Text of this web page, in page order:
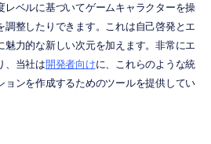
レベルに基づいてゲームキャラクターを操
整したりできます。これは自己啓発とエ
魅力的な新しい次元を加えます。非常にエ
、当社は開発者向けに、これらのような統
ョンを作成するためのツールを提供してい